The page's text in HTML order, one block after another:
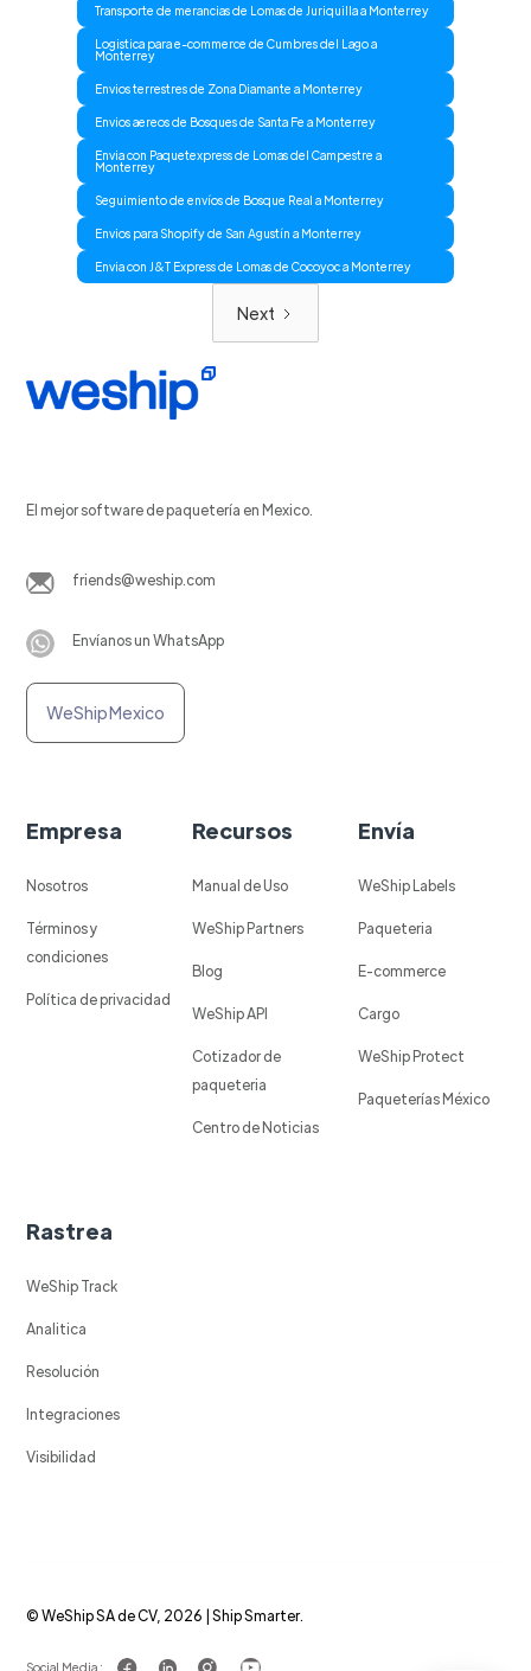
Transporte de merancias de Lomas de Juriquilla a Monterrey
Logistica para e-commerce de Cumbres del Lago a
Monterrey
Envios terrestres de Zona Diamante a Monterrey
Envios aereos de Bosques de Santa Fe a Monterrey
Envia con Paquetexpress de Lomas del Campestre a
Monterrey
Seguimiento de envíos de Bosque Real a Monterrey
Envios para Shopify de San Agustín a Monterrey
Envia con J&T Express de Lomas de Cocoyoc a Monterrey
Next
El mejor software de paquetería en Mexico.
friends@weship.com
Envíanos un WhatsApp
WeShip Mexico
Empresa
Nosotros
Términos y
condiciones
Política de privacidad
Recursos
Manual de Uso
WeShip Partners
Blog
WeShip API
Cotizador de
paqueteria
Centro de Noticias
Envía
WeShip Labels
Paqueteria
E-commerce
Cargo
WeShip Protect
Paqueterías México
Rastrea
WeShip Track
Analitica
Resolución
Integraciones
Visibilidad
© WeShip SA de CV, 2026 | Ship Smarter.
Social Media :